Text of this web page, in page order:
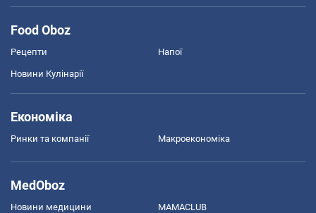
Food Oboz
Рецепти Напої
Новини Кулінарії
Економіка
Ринки та компанії Макроекономіка
MedOboz
Новини медицини MAMACLUB